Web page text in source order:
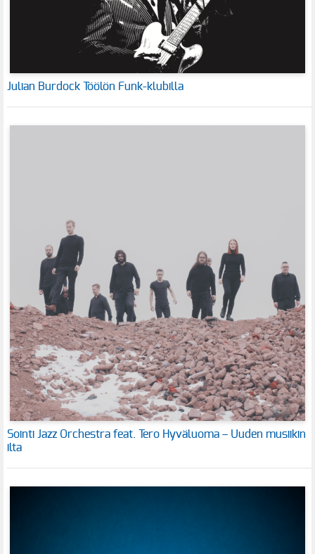
Julian Burdock Töölön Funk-klubilla
Sointi Jazz Orchestra feat. Tero Hyväluoma – Uuden musiikin
ilta